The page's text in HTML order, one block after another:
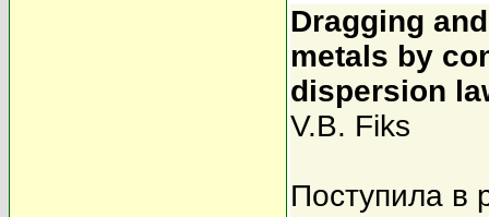
Dragging
metals by
dispersion
V.B. Fiks
Поступила в